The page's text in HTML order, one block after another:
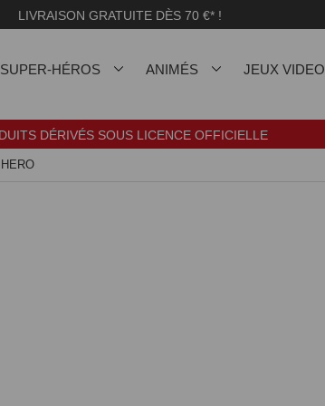
LIVRAISON GRATUITE DÈS 70 €* !
SUPER-HÉROS ANIMÉS JEUX VIDEO
DÉRIVÉS SOUS LICENCE OFFICIELLE